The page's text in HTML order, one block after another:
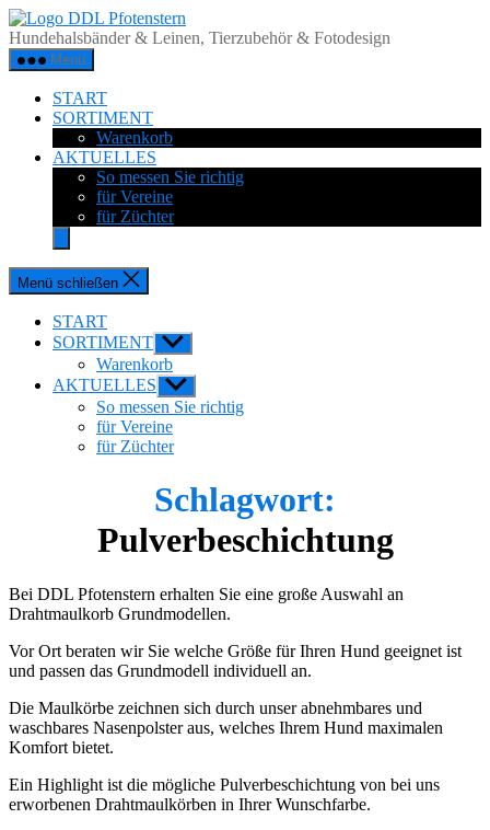
Zum
Inhalt
springen
Pfotenstern
Hundehalsbänder & Leinen, Tierzubehör & Fotodesign
Menü
START
SORTIMENT
Warenkorb
AKTUELLES
So messen Sie richtig
für Vereine
für Züchter
Menü schließen
START
SORTIMENT Untermenü
anzeigen
Warenkorb
AKTUELLES Untermenü
anzeigen
So messen Sie richtig
für Vereine
für Züchter
Schlagwort:
Pulverbeschichtung
Bei DDL Pfotenstern erhalten Sie eine große Auswahl an
Drahtmaulkorb Grundmodellen.
Vor Ort beraten wir Sie welche Größe für Ihren Hund geeignet ist
und passen das Grundmodell individuell an.
Die Maulkörbe zeichnen sich durch unser abnehmbares und
waschbares Nasenpolster aus, welches Ihrem Hund maximalen
Komfort bietet.
Ein Highlight ist die mögliche Pulverbeschichtung von bei uns
erworbenen Drahtmaulkörben in Ihrer Wunschfarbe.